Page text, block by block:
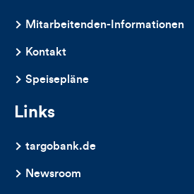
Mitarbeitenden-Informationen
Kontakt
Speisepläne
Links
targobank.de
Newsroom